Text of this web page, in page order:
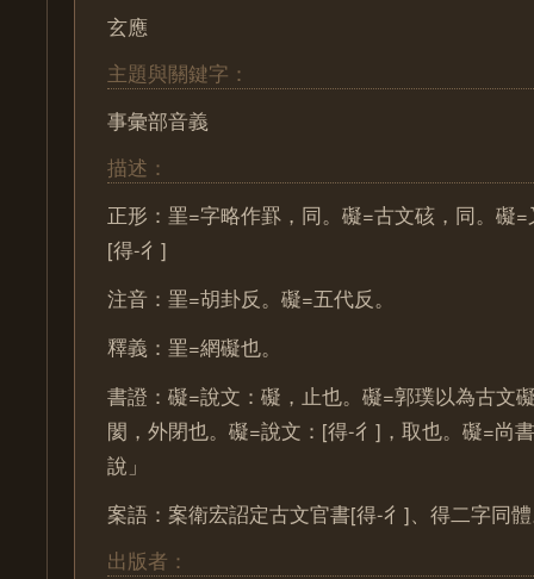
玄應
主題與關鍵字：
事彙部音義
描述：
正形：罣=字略作罫，同。礙=古文硋，同。礙
[得-彳]
注音：罣=胡卦反。礙=五代反。
釋義：罣=網礙也。
書證：礙=說文：礙，止也。礙=郭璞以為古文
閡，外閉也。礙=說文：[得-彳]，取也。礙=尚
說」
案語：案衛宏詔定古文官書[得-彳]、得二字同
出版者：